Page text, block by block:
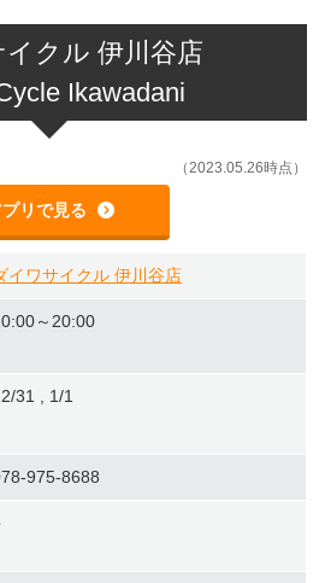
クル 伊川谷店
Ikawadani
（2023.05.26時点）
プリで見る
イワサイクル 伊川谷店
～20:00
31 , 1/1
975-8688